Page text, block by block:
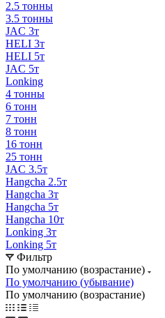
2.5 тонны
3.5 тонны
JAC 3т
HELI 3т
HELI 5т
JAC 5т
Lonking
4 тонны
6 тонн
7 тонн
8 тонн
16 тонн
25 тонн
JAC 3.5т
Hangcha 2.5т
Hangcha 3т
Hangcha 5т
Hangcha 10т
Lonking 3т
Lonking 5т
Фильтр
По умолчанию (возрастание)
По умолчанию (убывание)
По умолчанию (возрастание)